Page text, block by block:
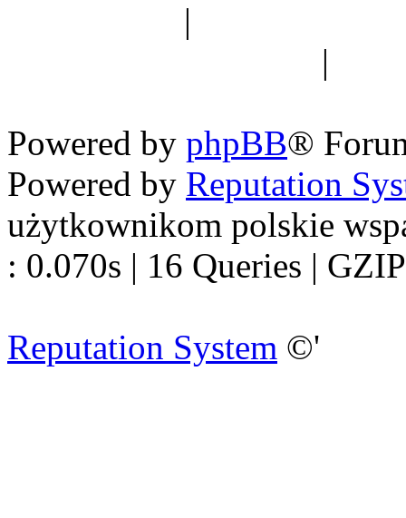
|
|
Powered by phpBB®
Powered by Reputation
użytkownikom polskie
: 0.070s | 16 Queries |
Reputation System ©'